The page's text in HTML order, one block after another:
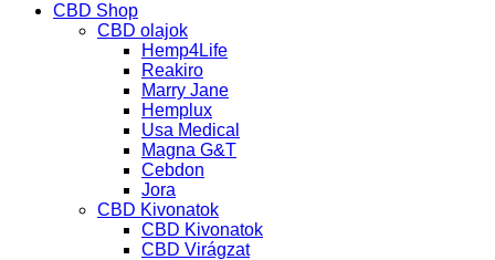
CBD Shop
CBD olajok
Hemp4Life
Reakiro
Marry Jane
Hemplux
Usa Medical
Magna G&T
Cebdon
Jora
CBD Kivonatok
CBD Kivonatok
CBD Virágzat